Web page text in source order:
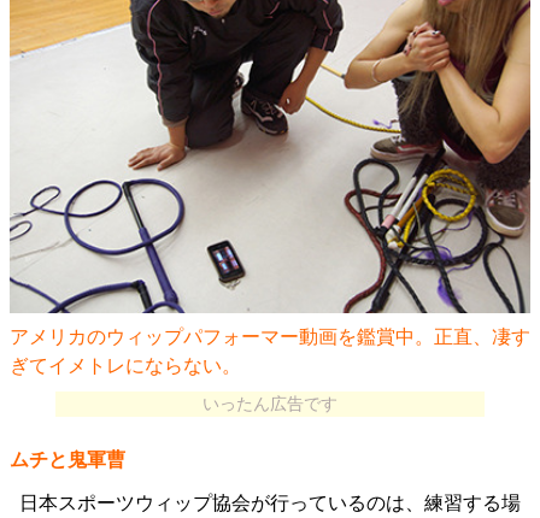
アメリカのウィップパフォーマー動画を鑑賞中。正直、凄す
ぎてイメトレにならない。
いったん広告です
ムチと鬼軍曹
日本スポーツウィップ協会が行っているのは、練習する場